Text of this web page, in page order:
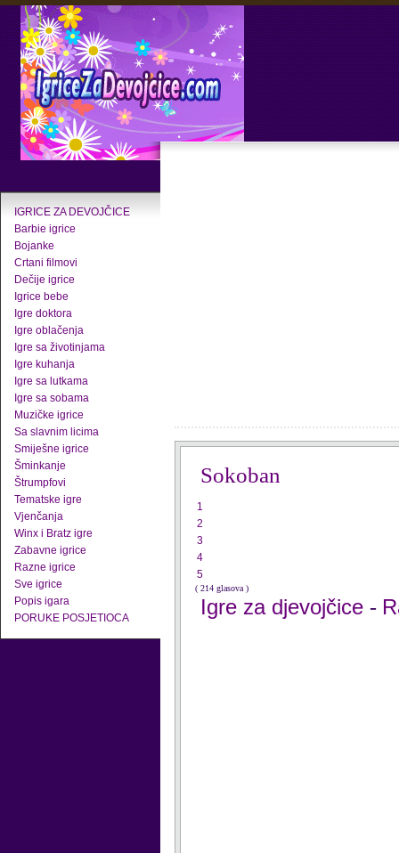
IGRICE ZA DEVOJČICE
Barbie igrice
Bojanke
Crtani filmovi
Dečije igrice
Igrice bebe
Igre doktora
Igre oblačenja
Igre sa životinjama
Igre kuhanja
Igre sa lutkama
Igre sa sobama
Muzičke igrice
Sa slavnim licima
Smiješne igrice
Šminkanje
Štrumpfovi
Tematske igre
Vjenčanja
Winx i Bratz igre
Zabavne igrice
Razne igrice
Sve igrice
Popis igara
PORUKE POSJETIOCA
Sokoban
1
2
3
4
5
( 214 glasova )
Igre za djevojčice -